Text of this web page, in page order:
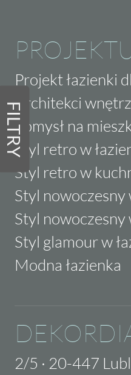
FILTRY
Projekt łazienki
Architekci wnętrz
Pomysł na
Styl retro w
Styl retro w
Styl nowoczesny
Styl nowoczesny
Styl glamour w
Modna łazienka
2/5 · 20-447